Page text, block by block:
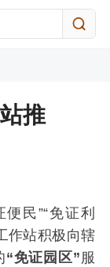
推
民”“免证利
作站积极向辖
“免证园区” 服